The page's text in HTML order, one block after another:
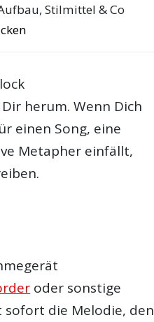
Stilmittel & Co
herum. Wenn Dich
einen Song, eine
Metapher einfällt,
oder sonstige
die Melodie, den